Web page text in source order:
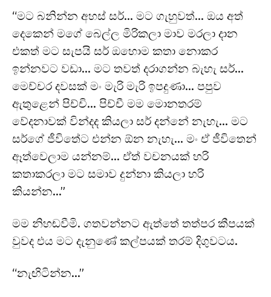
“මට බනින්න අහස් සර්… මට ගැහුවත්… ඔය අත්
දෙකෙන් මගේ බෙල්ල මිරිකලා මාව මරලා දාන
එකත් මට සැපයි සර් ඔහොම කතා නොකර
ඉන්නවට වඩා… මට තවත් දරාගන්න බැහැ සර්…
මෙච්චර දවසක් මං මැරි මැරි ඉපදුණා… පපුව
ඇතුළෙන් පිච්චි… පිච්චී මම මොනතරම්
වේදනාවක් වින්දද කියලා සර් දන්නේ නැහැ… මට
සර්ගේ ජීවිතේට එන්න ඕන නැහැ… මං ඒ ජීවිතෙන්
ඈත්වෙලාම යන්නම්… ඒත් වචනයක් හරි
කතාකරලා මට සමාව දුන්නා කියලා හරි
කියන්න…”
මම නිහඬවීමි. ගතවන්නට ඇත්තේ තත්පර කීපයක්
වුවද එය මට දැනුණේ කල්පයක් තරම් දිගුවටය.
“නැඟිටින්න…”